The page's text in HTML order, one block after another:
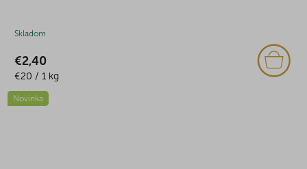
Skladom
€2,40
Jednotková
cena:
€20 / 1 kg
Novinka